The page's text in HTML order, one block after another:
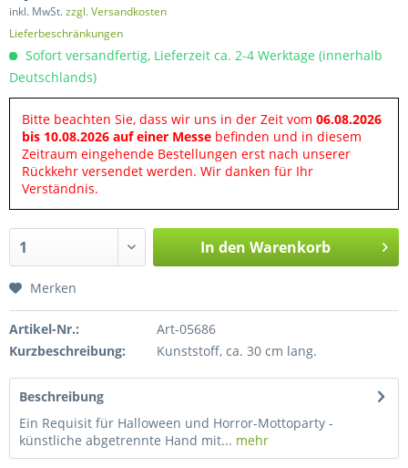
inkl. MwSt.zzgl. Versandkosten
Lieferbeschränkungen
Sofort versandfertig, Lieferzeit ca. 2-4 Werktage (innerhalb
Deutschlands)
Bitte beachten Sie, dass wir uns in der Zeit vom 06.08.2026
bis 10.08.2026 auf einer Messe befinden und in diesem
Zeitraum eingehende Bestellungen erst nach unserer
Rückkehr versendet werden. Wir danken für Ihr
Verständnis.
In den Warenkorb
Merken
Artikel-Nr.:
Art-05686
Kurzbeschreibung:
Kunststoff, ca. 30 cm lang.
Beschreibung
Ein Requisit für Halloween und Horror-Mottoparty -
künstliche abgetrennte Hand mit... mehr